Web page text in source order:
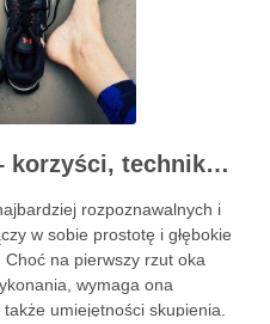
Pies z głową w dół – korzyści, technika i modyfikacje tej asany
rozpoznawalnych i
w sobie prostotę i głębokie
Choć na pierwszy rzut oka
wymaga ona
umiejętności skupienia.